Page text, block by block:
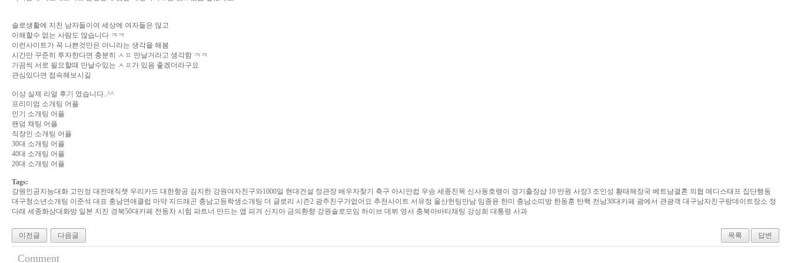
솔로생활에 지친 남자들이여 세상에 여자들은 많고
이해할수 없는 사람도 많습니다 ㅋㅋ
이런사이트가 꼭 나쁜것만은 아니라는 생각을 해봄
시간만 꾸준히 투자한다면 충분히 ㅅㅍ 만날거라고 생각함 ㅋㅋ
가끔씩 서로 필요할때 만날수있는 ㅅㅍ가 있음 좋겠더라구요
관심있다면 접속해보시길
이상 실제 리얼 후기 였습니다..^^
프리미엄 소개팅 어플
인기 소개팅 어플
랜덤 채팅 어플
직장인 소개팅 어플
30대 소개팅 어플
40대 소개팅 어플
20대 소개팅 어플
Tags:
강원인­공­지­능­대­화 고민정 대전매­직­챗 우리카드 대한항공 김지한 강원여­자­친­구­와­1­0­0­0­일 현대건설 정관장 배우자찾기 축구 아시안컵 우승 세종친목 신사동호랭이 경기출장샵 10 만원 사장3 조인성 황태해장국 베트남결혼 의협 메디스태프 집단행동
대구청소년소개팅 이준석 대표 충남연­애­클­럽 마약 지드래곤 충남고­등­학­생­소­개­팅 더 글로리 시즌2 광주친구가없어요 추천사이트 서유정 울산헌­팅­만­남 임종윤 한미 충남소­띠­방 한동훈 탄핵 전남3­0­대­카­페 괌에서 관광객 대구남­자­친­구­랑­데­이­트­장­소 정
다래 세종화상대화방 일본 지진 경북50대카페 전동차 시험 파트너 만드는 앱 피겨 신지아 금의환향 강원솔­로­모­임 하이브 데뷔 영서 충북아바타채팅 강성희 대통령 사과
이전글 다음글 목록 답변
Comment